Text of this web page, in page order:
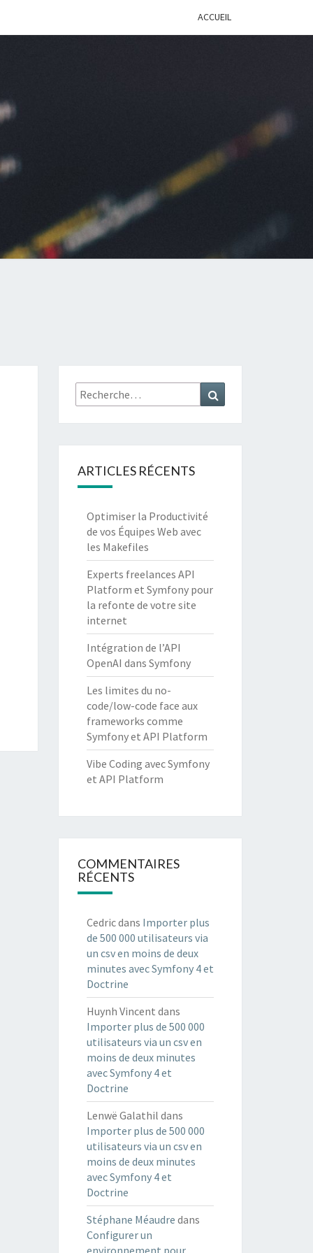
ACCUEIL
7 /
4
Recherche
:
ARTICLES RÉCENTS
Optimiser la Productivité
de vos Équipes Web avec
les Makefiles
Experts freelances API
Platform et Symfony pour
la refonte de votre site
internet
Intégration de l’API
OpenAI dans Symfony
Les limites du no-
code/low-code face aux
frameworks comme
Symfony et API Platform
Vibe Coding avec Symfony
et API Platform
COMMENTAIRES
RÉCENTS
Cedricdans Importer plus
de 500 000 utilisateurs via
un csv en moins de deux
minutes avec Symfony 4 et
Doctrine
Huynh Vincent dans
Importer plus de 500 000
utilisateurs via un csv en
moins de deux minutes
avec Symfony 4 et
Doctrine
Lenwë Galathil dans
Importer plus de 500 000
utilisateurs via un csv en
moins de deux minutes
avec Symfony 4 et
Doctrine
Stéphane Méaudre dans
Configurer un
environnement pour